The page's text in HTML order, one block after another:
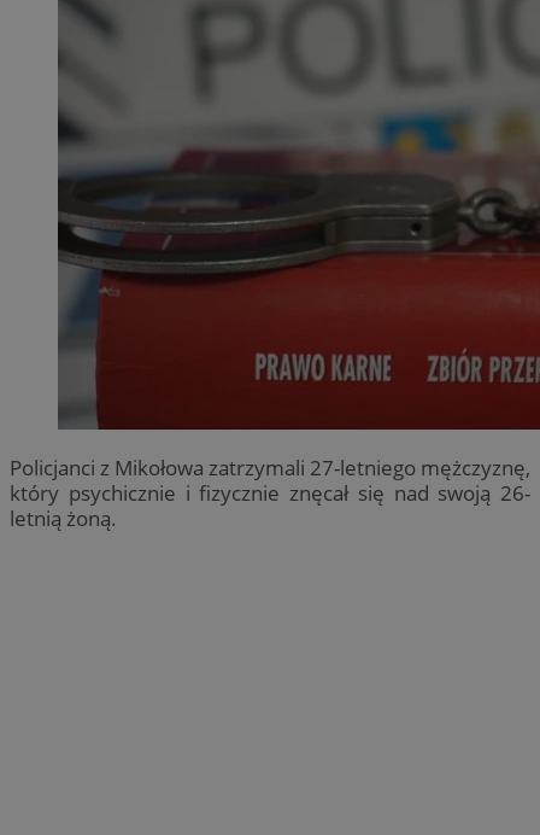
Policjanci z Mikołowa zatrzymali 27-letniego mężczyznę,
który psychicznie i fizycznie znęcał się nad swoją 26-
letnią żoną.